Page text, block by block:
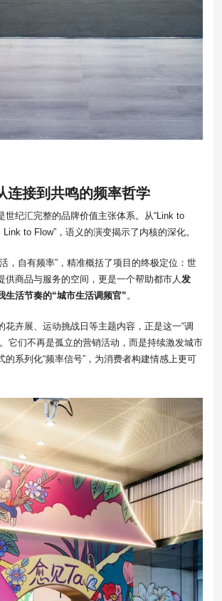
连接到共鸣的频率哲学
世纪汇完整的品牌价值主张体系。从“Link to
Link to Flow”，语义的演变揭示了内核的深化。
，自有频率”，精准概括了项目的终极定位：世
供商品与服务的空间，更是一个帮助都市人发
生活节奏的“城市生活调频官”。
花卉展、运动挑战日等主题内容，正是这一“调
它们不再是孤立的营销活动，而是持续激发城市
的系列化“频率信号”，为消费者构建情感上更可